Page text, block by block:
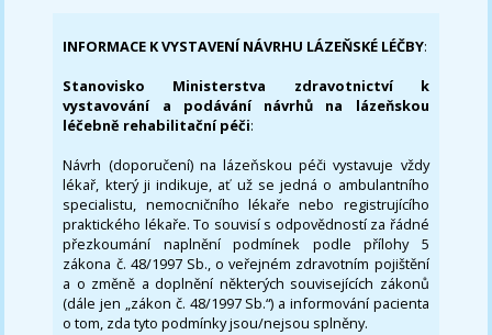
INFORMACE K VYSTAVENÍ NÁVRHU LÁZEŇSKÉ LÉČBY:
Stanovisko Ministerstva zdravotnictví k
vystavování a podávání návrhů na lázeňskou
léčebně rehabilitační péči:
Návrh (doporučení) na lázeňskou péči vystavuje vždy
lékař, který ji indikuje, ať už se jedná o ambulantního
specialistu, nemocničního lékaře nebo registrujícího
praktického lékaře. To souvisí s odpovědností za řádné
přezkoumání naplnění podmínek podle přílohy 5
zákona č. 48/1997 Sb., o veřejném zdravotním pojištění
a o změně a doplnění některých souvisejících zákonů
(dále jen „zákon č. 48/1997 Sb.“) a informování pacienta
o tom, zda tyto podmínky jsou/nejsou splněny.